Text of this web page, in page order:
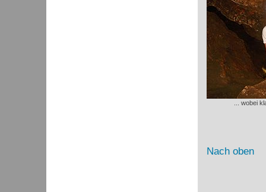
... wobei
Nach oben